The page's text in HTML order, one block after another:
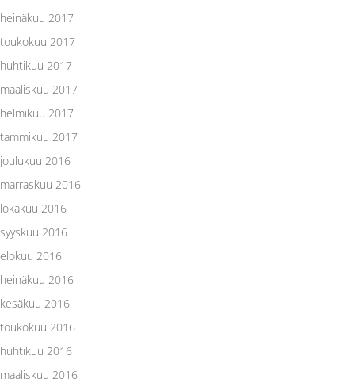
heinäkuu 2017
toukokuu 2017
huhtikuu 2017
maaliskuu 2017
helmikuu 2017
tammikuu 2017
joulukuu 2016
marraskuu 2016
lokakuu 2016
syyskuu 2016
elokuu 2016
heinäkuu 2016
kesäkuu 2016
toukokuu 2016
huhtikuu 2016
maaliskuu 2016